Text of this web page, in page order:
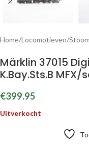
Home/Locomotieven/
Märklin 37015
K.Bay.Sts.B MFX/
€399.95
Uitverkocht